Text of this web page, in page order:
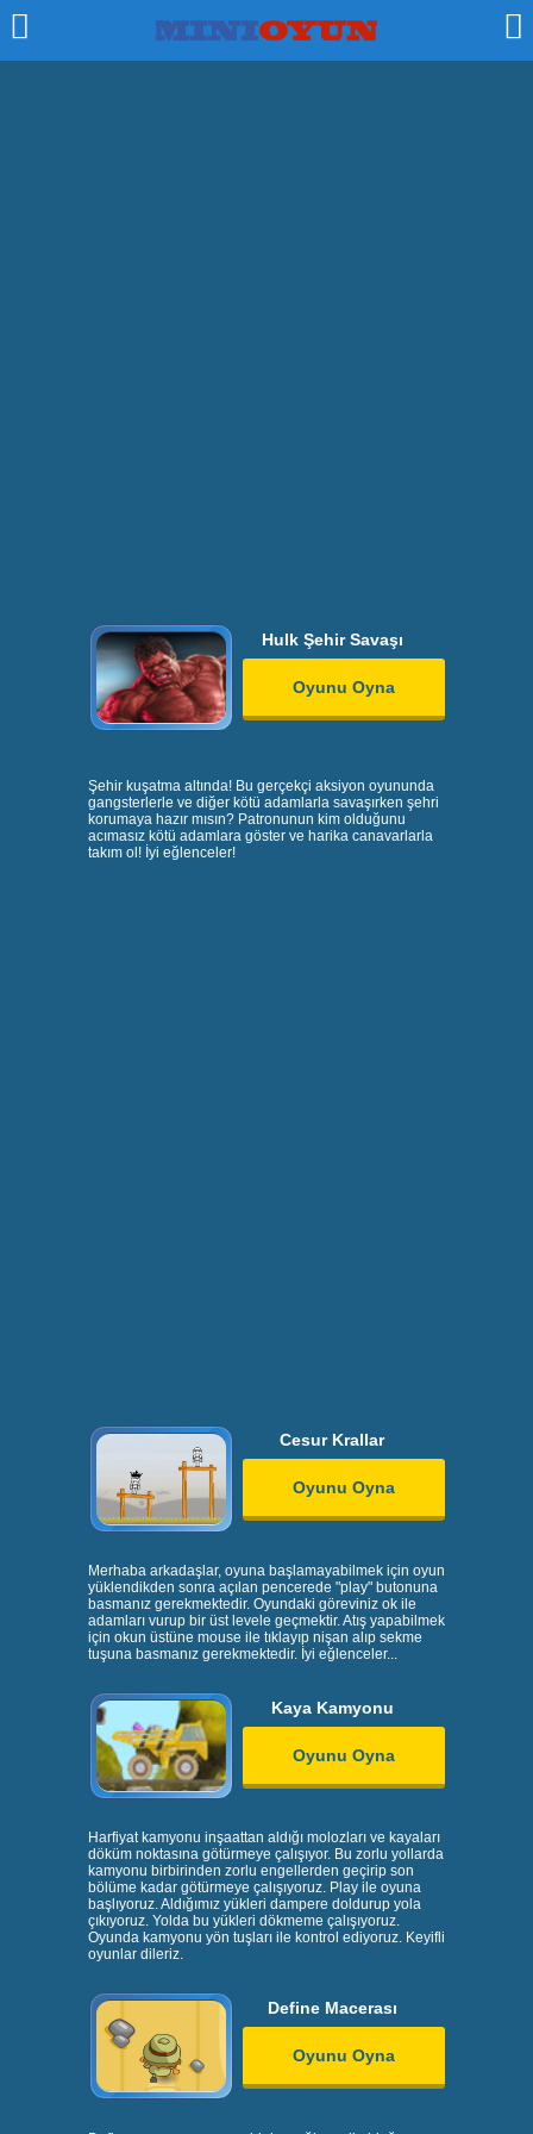
Hulk Şehir Savaşı
Oyunu Oyna
Şehir kuşatma altında! Bu gerçekçi aksiyon oyununda
gangsterlerle ve diğer kötü adamlarla savaşırken şehri
korumaya hazır mısın? Patronunun kim olduğunu
acımasız kötü adamlara göster ve harika canavarlarla
takım ol! İyi eğlenceler!
Cesur Krallar
Oyunu Oyna
Merhaba arkadaşlar, oyuna başlamayabilmek için oyun
yüklendikden sonra açılan pencerede "play" butonuna
basmanız gerekmektedir. Oyundaki göreviniz ok ile
adamları vurup bir üst levele geçmektir. Atış yapabilmek
için okun üstüne mouse ile tıklayıp nişan alıp sekme
tuşuna basmanız gerekmektedir. İyi eğlenceler...
Kaya Kamyonu
Oyunu Oyna
Harfiyat kamyonu inşaattan aldığı molozları ve kayaları
döküm noktasına götürmeye çalışıyor. Bu zorlu yollarda
kamyonu birbirinden zorlu engellerden geçirip son
bölüme kadar götürmeye çalışıyoruz. Play ile oyuna
başlıyoruz. Aldığımız yükleri dampere doldurup yola
çıkıyoruz. Yolda bu yükleri dökmeme çalışıyoruz.
Oyunda kamyonu yön tuşları ile kontrol ediyoruz. Keyifli
oyunlar dileriz.
Define Macerası
Oyunu Oyna